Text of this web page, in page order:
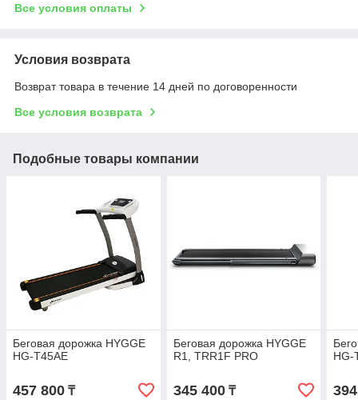
Все условия оплаты
Условия возврата
Возврат товара в течение 14 дней по договоренности
Все условия возврата
Подобные товары компании
Беговая дорожка HYGGE
HG-T45AE
457 800 ₸
Беговая дорожка HYGGE
R1, TRR1F PRO
345 400₸
HG-